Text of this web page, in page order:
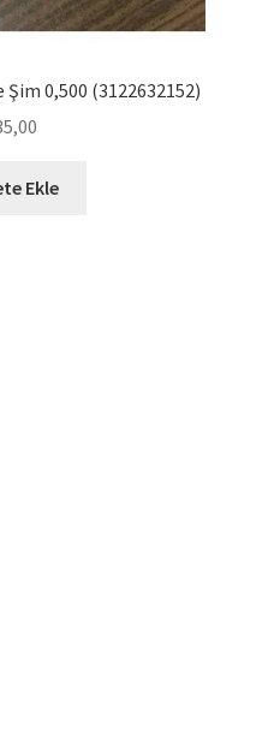
0,500 (3122632152)
Ekle